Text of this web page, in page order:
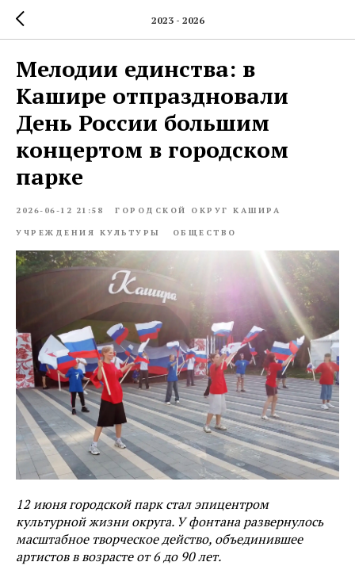
2023 - 2026
Мелодии единства: в
Кашире отпраздновали
День России большим
концертом в городском
парке
2026-06-12 21:58 ГОРОДСКОЙ ОКРУГ КАШИРА
УЧРЕЖДЕНИЯ КУЛЬТУРЫ ОБЩЕСТВО
12 июня городской парк стал эпицентром
культурной жизни округа. У фонтана развернулось
масштабное творческое действо, объединившее
артистов в возрасте от 6 до 90 лет.